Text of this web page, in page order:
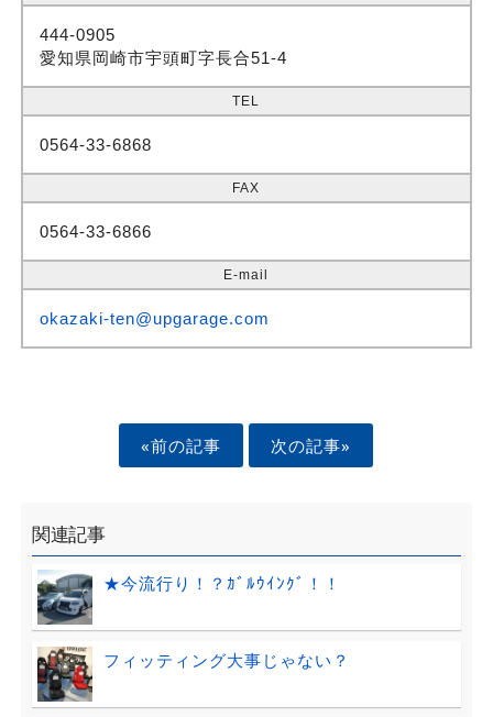
444-0905
愛知県岡崎市宇頭町字長合51-4
TEL
0564-33-6868
FAX
0564-33-6866
E-mail
okazaki-ten@upgarage.com
«前の記事 次の記事»
関連記事
★今流行り！？ｶﾞﾙｳｲﾝｸﾞ！！
フィッティング大事じゃない？